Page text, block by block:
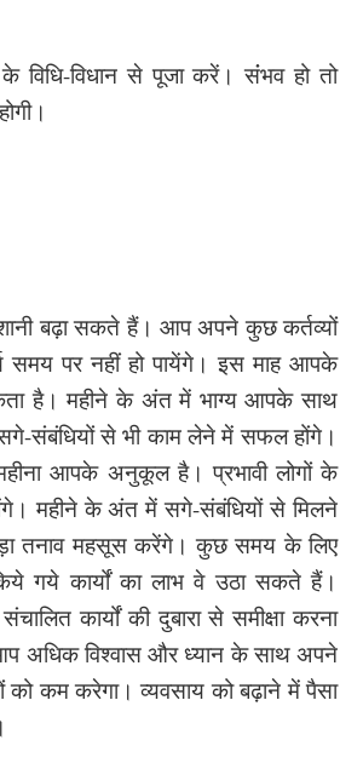
विधि-विधान से पूजा करें। संंभव हो तो
बढ़ा सकते हैं। आप अपने कुछ कर्तव्यों
पर नहीं हो पायेंगे। इस माह आपके
है। महीने के अंत में भाग्य आपके साथ
संबंधियों से भी काम लेने में सफल होंगे।
आपके अनुकूल है। प्रभावी लोगों के
महीने के अंत में सगे-संबंधियों से मिलने
तनाव महसूस करेंगे। कुछ समय के लिए
गये कार्यों का लाभ वे उठा सकते हैं।
कार्यों की दुबारा से समीक्षा करना
अधिक विश्वास और ध्यान के साथ अपने
को कम करेगा। व्यवसाय को बढ़ाने में पैसा